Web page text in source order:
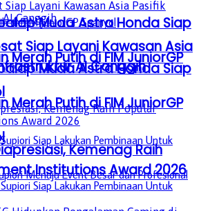
Muda Astra Honda Siap
Merah Putih di FIM JuniorGP
Muda Astra Honda Siap
Merah Putih di FIM JuniorGP
Siap Layani Kawasan Asia
AI Canggih
Kemenag Raih
Institutions Award 2026